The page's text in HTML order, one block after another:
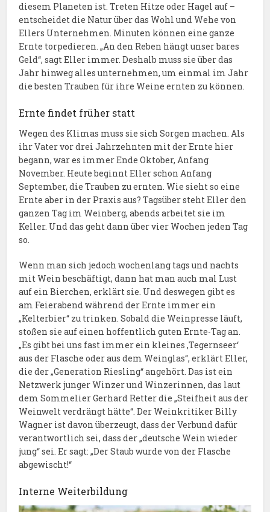
diesem Planeten ist. Treten Hitze oder Hagel auf –
entscheidet die Natur über das Wohl und Wehe von
Ellers Unternehmen. Minuten können eine ganze
Ernte torpedieren. „An den Reben hängt unser bares
Geld“, sagt Eller immer. Deshalb muss sie über das
Jahr hinweg alles unternehmen, um einmal im Jahr
die besten Trauben für ihre Weine ernten zu können.
Ernte findet früher statt
Wegen des Klimas muss sie sich Sorgen machen. Als
ihr Vater vor drei Jahrzehnten mit der Ernte hier
begann, war es immer Ende Oktober, Anfang
November. Heute beginnt Eller schon Anfang
September, die Trauben zu ernten. Wie sieht so eine
Ernte aber in der Praxis aus? Tagsüber steht Eller den
ganzen Tag im Weinberg, abends arbeitet sie im
Keller. Und das geht dann über vier Wochen jeden Tag
so.
Wenn man sich jedoch wochenlang tags und nachts
mit Wein beschäftigt, dann hat man auch mal Lust
auf ein Bierchen, erklärt sie. Und deswegen gibt es
am Feierabend während der Ernte immer ein
„Kelterbier“ zu trinken. Sobald die Weinpresse läuft,
stoßen sie auf einen hoffentlich guten Ernte-Tag an.
„Es gibt bei uns fast immer ein kleines ‚Tegernseer‘
aus der Flasche oder aus dem Weinglas“, erklärt Eller,
die der „Generation Riesling“ angehört. Das ist ein
Netzwerk junger Winzer und Winzerinnen, das laut
dem Sommelier Gerhard Retter die „Steifheit aus der
Weinwelt verdrängt hätte“. Der Weinkritiker Billy
Wagner ist davon überzeugt, dass der Verbund dafür
verantwortlich sei, dass der „deutsche Wein wieder
jung“ sei. Er sagt: „Der Staub wurde von der Flasche
abgewischt!“
Interne Weiterbildung